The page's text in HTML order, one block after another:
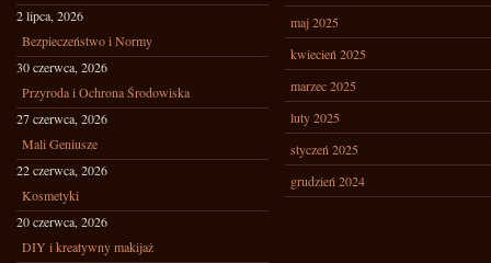
2 lipca, 2026
Bezpieczeństwo i Normy
30 czerwca, 2026
Przyroda i Ochrona Środowiska
27 czerwca, 2026
Mali Geniusze
22 czerwca, 2026
Kosmetyki
20 czerwca, 2026
DIY i kreatywny makijaż
maj 2025
kwiecień 2025
marzec 2025
luty 2025
styczeń 2025
grudzień 2024